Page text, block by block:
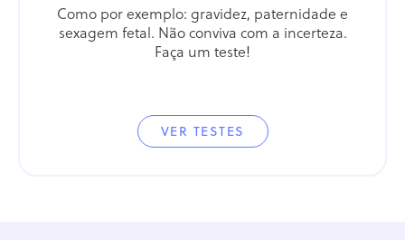
Como por exemplo: gravidez, paternidade e
sexagem fetal. Não conviva com a incerteza.
Faça um teste!
VER TESTES